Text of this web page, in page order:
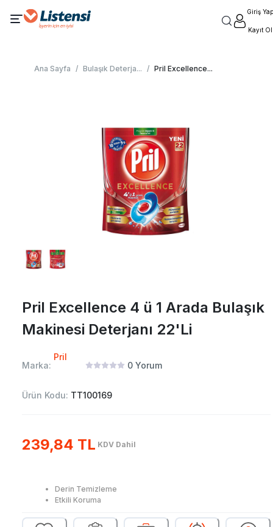
Giriş Yap
Kayıt Ol
Ana Sayfa / Bulaşık Deterja... / Pril Excellence...
Pril Excellence 4 ü 1 Arada Bulaşık
Makinesi Deterjanı 22'Li
Marka:
Pril
0 Yorum
Ürün Kodu: TT100169
239,84 TL KDV Dahil
Derin Temizleme
Etkili Koruma